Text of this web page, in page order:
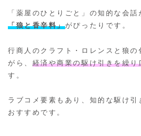
「薬屋のひとりごと」の知的な会話
「狼と香辛料」がぴったりです。
行商人のクラフト・ロレンスと狼の
がら、 経済や商業の駆け引きを繰
す。
ラブコメ要素もあり、知的な駆け引
おすすめです。